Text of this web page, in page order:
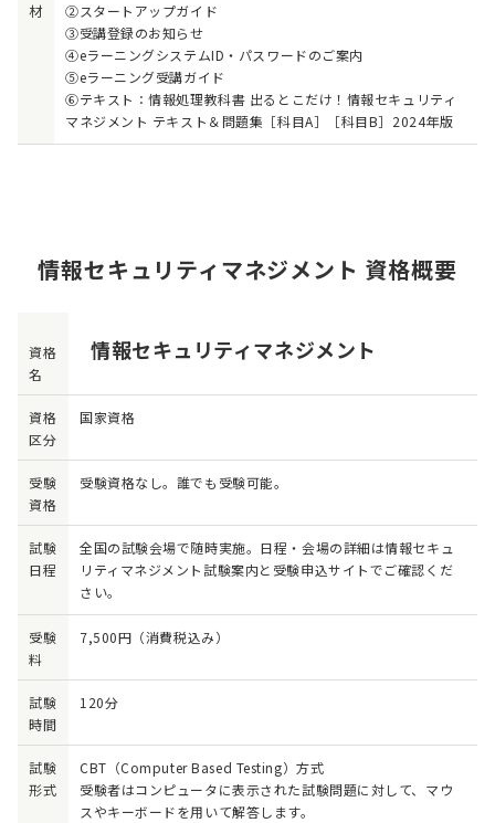
材
②スタートアップガイド
③受講登録のお知らせ
④eラーニングシステムID・パスワードのご案内
⑤eラーニング受講ガイド
⑥テキスト：情報処理教科書 出るとこだけ！情報セキュリティ
マネジメント テキスト＆問題集［科目A］［科目B］2024年版
情報セキュリティマネジメント 資格概要
資格
名
情報セキュリティマネジメント
資格
区分
国家資格
受験
資格
受験資格なし。誰でも受験可能。
試験
日程
全国の試験会場で随時実施。日程・会場の詳細は情報セキュ
リティマネジメント試験案内と受験申込サイトでご確認くだ
さい。
受験
料
7,500円（消費税込み）
試験
時間
120分
試験
形式
CBT（Computer Based Testing）方式
受験者はコンピュータに表示された試験問題に対して、マウ
スやキーボードを用いて解答します。